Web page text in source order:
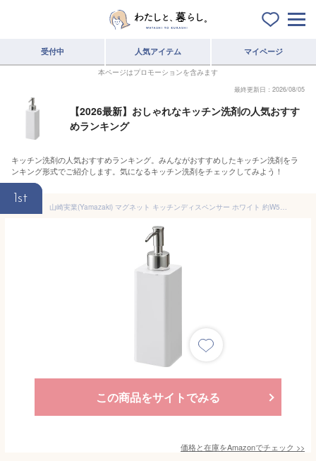
受付中 人気アイテム マイページ
本ページはプロモーションを含みます
最終更新日：2026/08/05
【2026最新】おしゃれなキッチン洗剤の人気おすす
めランキング
キッチン洗剤の人気おすすめランキング。みんながおすすめしたキッチン洗剤をラ
ンキング形式でご紹介します。気になるキッチン洗剤をチェックしてみよう！
1st
山崎実業(Yamazaki) マグネット キッチンディスペンサー ホワイト 約W5.5×D7.5×H19.5cm タワー tower 食器用洗剤 詰め替えボトル 浮かせる収納 3681
この商品をサイトでみる
価格と在庫をAmazonでチェック >>